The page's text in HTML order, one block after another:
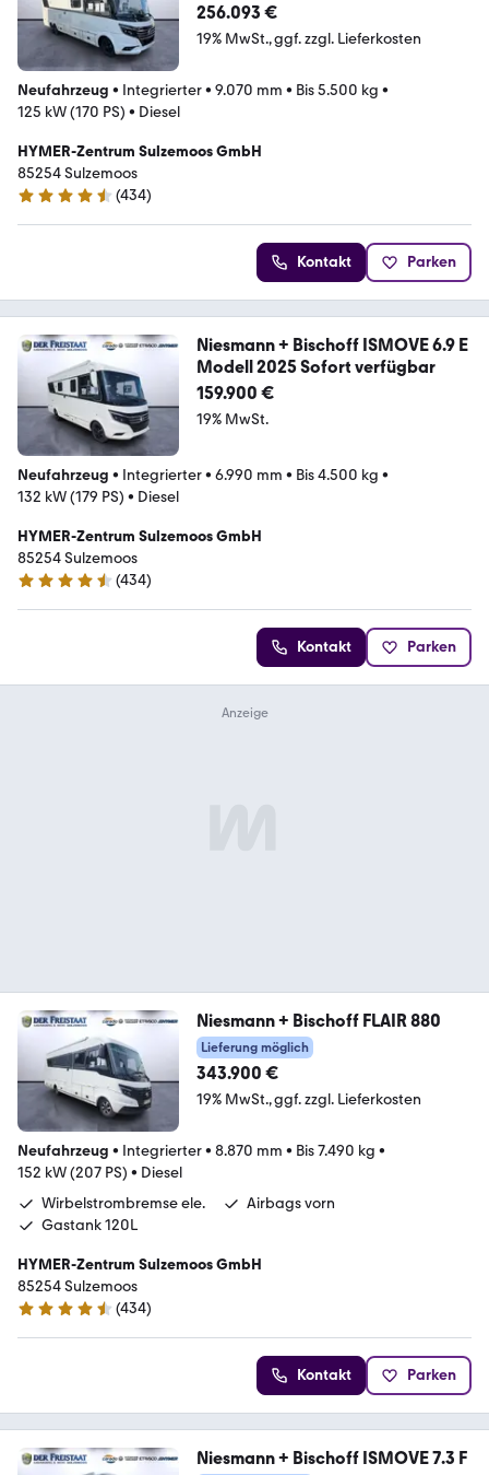
256.093 €
19% MwSt. ggf. zzgl. Lieferkosten
Neufahrzeug • Integrierter• 9.070 mm • Bis 5.500 kg •
125 kW (170 PS) • Diesel
HYMER-Zentrum Sulzemoos GmbH
85254 Sulzemoos
4.7 Sterne
(434)
Kontakt Parken
Niesmann + Bischoff ISMOVE 6.9 E
Modell 2025 Sofort verfügbar
159.900 €
19% MwSt.
Neufahrzeug • Integrierter• 6.990 mm • Bis 4.500 kg •
132 kW (179 PS) • Diesel
HYMER-Zentrum Sulzemoos GmbH
85254 Sulzemoos
4.7 Sterne
(434)
Kontakt Parken
Niesmann + Bischoff FLAIR 880
Lieferung möglich
343.900 €
19% MwSt. ggf. zzgl. Lieferkosten
Neufahrzeug • Integrierter• 8.870 mm • Bis 7.490 kg •
152 kW (207 PS) • Diesel
Wirbelstrombremse ele.
Airbags vorn
Gastank 120L
HYMER-Zentrum Sulzemoos GmbH
85254 Sulzemoos
4.7 Sterne
(434)
Kontakt Parken
Niesmann + Bischoff ISMOVE 7.3 F